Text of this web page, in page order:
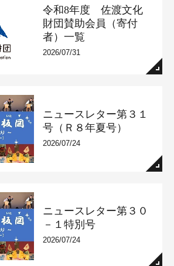
令和8年度 佐渡文化
財団賛助会員（寄付
者）一覧
2026/07/31
ニュースレター第３１
号（Ｒ８年夏号）
2026/07/24
ニュースレター第３０
－１特別号
2026/07/24